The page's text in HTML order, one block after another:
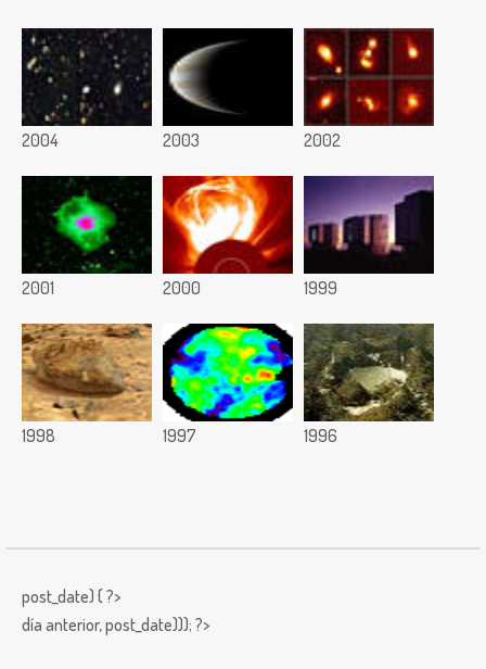
2004 2003 2002
2001 2000 1999
1998 1997 1996
post_date) { ?>
día anterior,post_date))); ?>